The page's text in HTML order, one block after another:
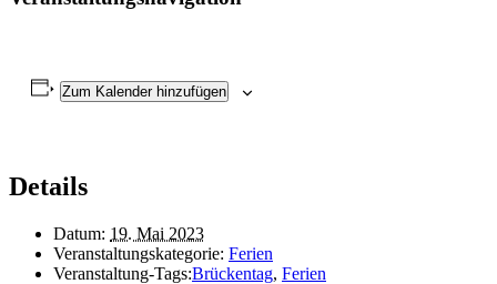
Zum Kalender hinzufügen
Details
Datum: 19. Mai 2023
Veranstaltungskategorie: Ferien
Veranstaltung-Tags:Brückentag, Ferien